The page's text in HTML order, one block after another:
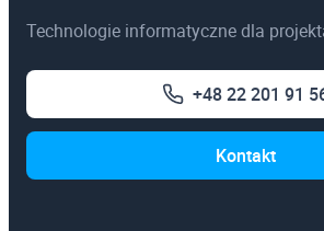
Technologie informatyczne dla
+48 22 201 91
Kontakt